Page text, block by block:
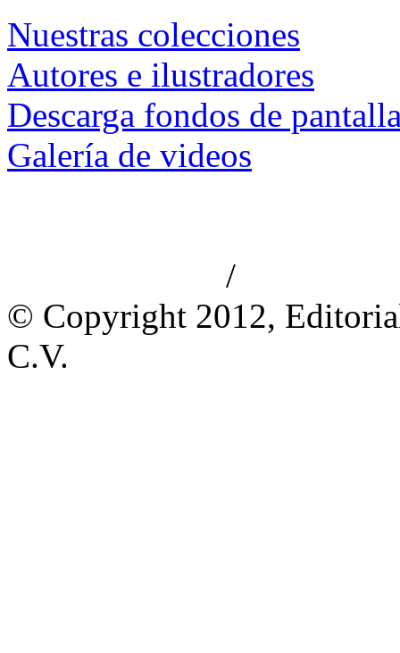
Nuestras colecciones
Autores e ilustradores
Descarga fondos de
Galería de videos
/
© Copyright 2012,
C.V.